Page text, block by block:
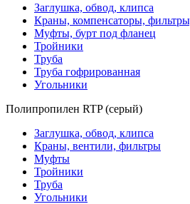
Заглушка, обвод, клипса
Краны, компенсаторы,
Муфты, бурт под фланец
Тройники
Труба
Труба гофрированная
Угольники
Полипропилен RTP (серый)
Заглушка, обвод, клипса
Краны, вентили, фильтры
Муфты
Тройники
Труба
Угольники